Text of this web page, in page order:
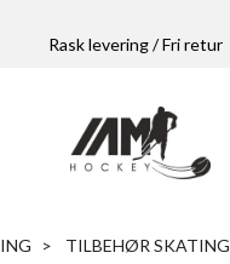
Rask levering / Fri retur
TILBEHØR SKATING